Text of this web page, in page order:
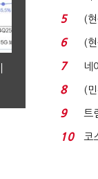
처
5
(
요
6
(
빈
7
네
비
8
(
격
9
트
관
10
코